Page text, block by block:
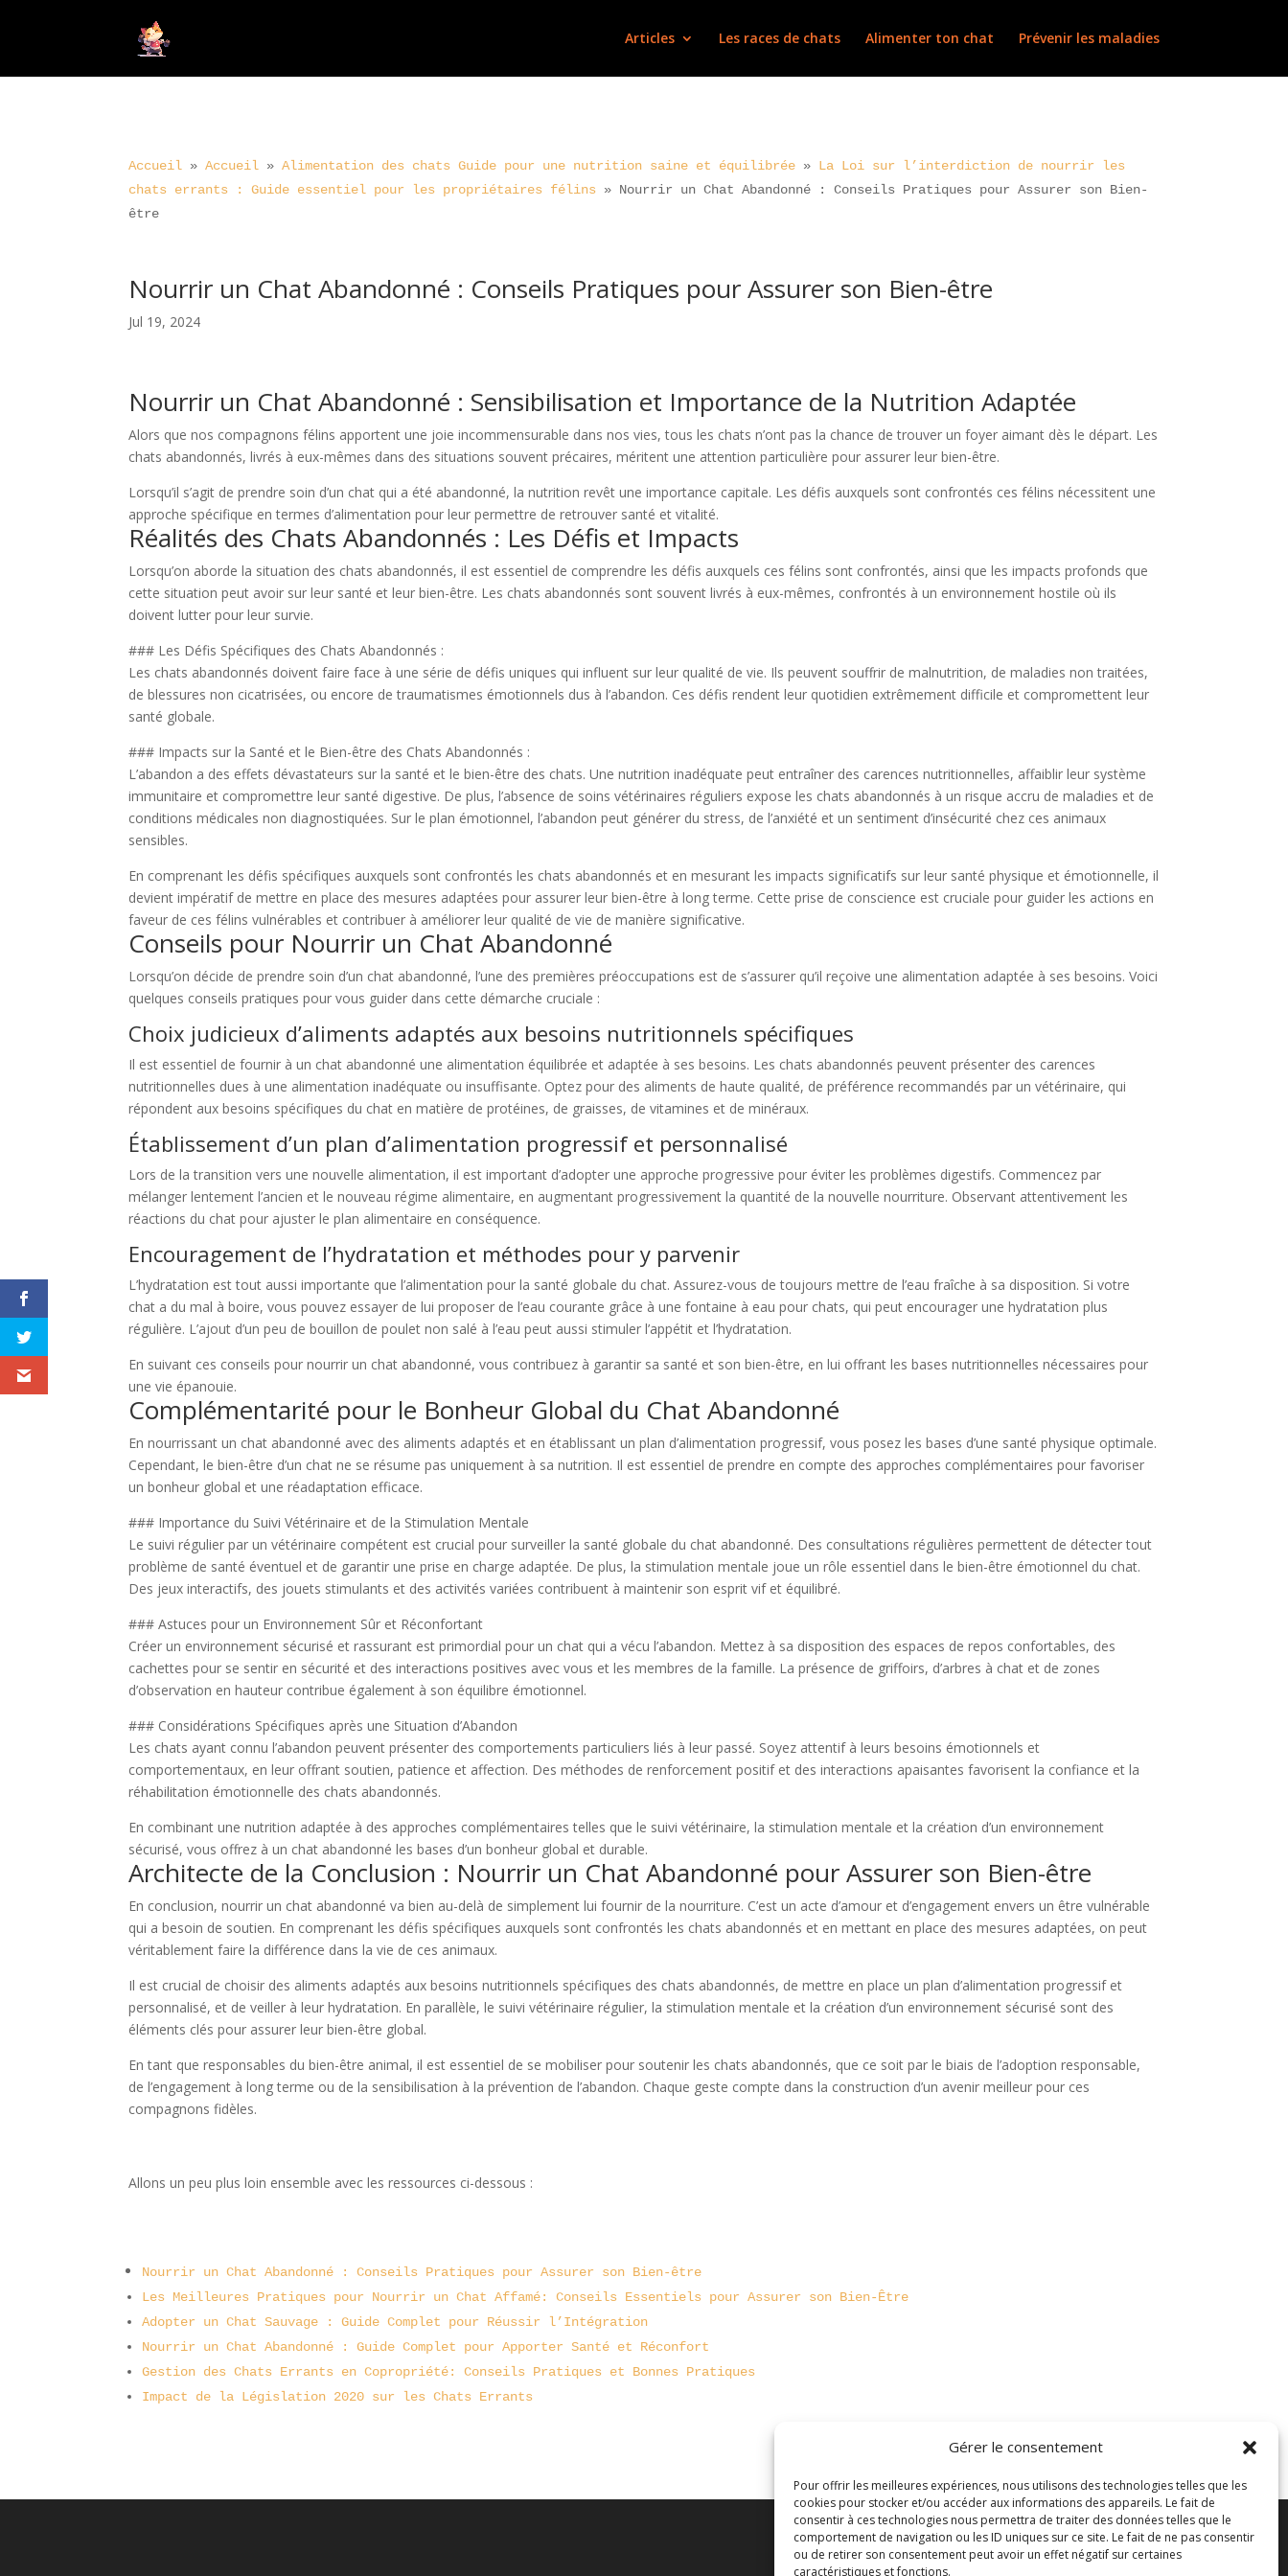
Gérer le consentement
Pour offrir les meilleures expériences, nous utilisons des technologies telles que les
cookies pour stocker et/ou accéder aux informations des appareils. Le fait de
consentir à ces technologies nous permettra de traiter des données telles que le
comportement de navigation ou les ID uniques sur ce site. Le fait de ne pas consentir
ou de retirer son consentement peut avoir un effet négatif sur certaines
caractéristiques et fonctions.
Articles Les races de chats Alimenter ton chat Prévenir les maladies
Accueil »Accueil »Alimentation des chats Guide pour une nutrition saine et équilibrée » La Loi sur l’interdiction de nourrir les
chats errants : Guide essentiel pour les propriétaires félins » Nourrir un Chat Abandonné : Conseils Pratiques pour Assurer son Bien-
être
Nourrir un Chat Abandonné : Conseils Pratiques pour Assurer son Bien-être
Jul 19, 2024
Nourrir un Chat Abandonné : Sensibilisation et Importance de la Nutrition Adaptée
Alors que nos compagnons félins apportent une joie incommensurable dans nos vies, tous les chats n’ont pas la chance de trouver un foyer aimant dès le départ. Les
chats abandonnés, livrés à eux-mêmes dans des situations souvent précaires, méritent une attention particulière pour assurer leur bien-être.
Lorsqu’il s’agit de prendre soin d’un chat qui a été abandonné, la nutrition revêt une importance capitale. Les défis auxquels sont confrontés ces félins nécessitent une
approche spécifique en termes d’alimentation pour leur permettre de retrouver santé et vitalité.
Réalités des Chats Abandonnés : Les Défis et Impacts
Lorsqu’on aborde la situation des chats abandonnés, il est essentiel de comprendre les défis auxquels ces félins sont confrontés, ainsi que les impacts profonds que
cette situation peut avoir sur leur santé et leur bien-être. Les chats abandonnés sont souvent livrés à eux-mêmes, confrontés à un environnement hostile où ils
doivent lutter pour leur survie.
### Les Défis Spécifiques des Chats Abandonnés :
Les chats abandonnés doivent faire face à une série de défis uniques qui influent sur leur qualité de vie. Ils peuvent souffrir de malnutrition, de maladies non traitées,
de blessures non cicatrisées, ou encore de traumatismes émotionnels dus à l’abandon. Ces défis rendent leur quotidien extrêmement difficile et compromettent leur
santé globale.
### Impacts sur la Santé et le Bien-être des Chats Abandonnés :
L’abandon a des effets dévastateurs sur la santé et le bien-être des chats. Une nutrition inadéquate peut entraîner des carences nutritionnelles, affaiblir leur système
immunitaire et compromettre leur santé digestive. De plus, l’absence de soins vétérinaires réguliers expose les chats abandonnés à un risque accru de maladies et de
conditions médicales non diagnostiquées. Sur le plan émotionnel, l’abandon peut générer du stress, de l’anxiété et un sentiment d’insécurité chez ces animaux
sensibles.
En comprenant les défis spécifiques auxquels sont confrontés les chats abandonnés et en mesurant les impacts significatifs sur leur santé physique et émotionnelle, il
devient impératif de mettre en place des mesures adaptées pour assurer leur bien-être à long terme. Cette prise de conscience est cruciale pour guider les actions en
faveur de ces félins vulnérables et contribuer à améliorer leur qualité de vie de manière significative.
Conseils pour Nourrir un Chat Abandonné
Lorsqu’on décide de prendre soin d’un chat abandonné, l’une des premières préoccupations est de s’assurer qu’il reçoive une alimentation adaptée à ses besoins. Voici
quelques conseils pratiques pour vous guider dans cette démarche cruciale :
Choix judicieux d’aliments adaptés aux besoins nutritionnels spécifiques
Il est essentiel de fournir à un chat abandonné une alimentation équilibrée et adaptée à ses besoins. Les chats abandonnés peuvent présenter des carences
nutritionnelles dues à une alimentation inadéquate ou insuffisante. Optez pour des aliments de haute qualité, de préférence recommandés par un vétérinaire, qui
répondent aux besoins spécifiques du chat en matière de protéines, de graisses, de vitamines et de minéraux.
Établissement d’un plan d’alimentation progressif et personnalisé
Lors de la transition vers une nouvelle alimentation, il est important d’adopter une approche progressive pour éviter les problèmes digestifs. Commencez par
mélanger lentement l’ancien et le nouveau régime alimentaire, en augmentant progressivement la quantité de la nouvelle nourriture. Observant attentivement les
réactions du chat pour ajuster le plan alimentaire en conséquence.
Encouragement de l’hydratation et méthodes pour y parvenir
L’hydratation est tout aussi importante que l’alimentation pour la santé globale du chat. Assurez-vous de toujours mettre de l’eau fraîche à sa disposition. Si votre
chat a du mal à boire, vous pouvez essayer de lui proposer de l’eau courante grâce à une fontaine à eau pour chats, qui peut encourager une hydratation plus
régulière. L’ajout d’un peu de bouillon de poulet non salé à l’eau peut aussi stimuler l’appétit et l’hydratation.
En suivant ces conseils pour nourrir un chat abandonné, vous contribuez à garantir sa santé et son bien-être, en lui offrant les bases nutritionnelles nécessaires pour
une vie épanouie.
Complémentarité pour le Bonheur Global du Chat Abandonné
En nourrissant un chat abandonné avec des aliments adaptés et en établissant un plan d’alimentation progressif, vous posez les bases d’une santé physique optimale.
Cependant, le bien-être d’un chat ne se résume pas uniquement à sa nutrition. Il est essentiel de prendre en compte des approches complémentaires pour favoriser
un bonheur global et une réadaptation efficace.
### Importance du Suivi Vétérinaire et de la Stimulation Mentale
Le suivi régulier par un vétérinaire compétent est crucial pour surveiller la santé globale du chat abandonné. Des consultations régulières permettent de détecter tout
problème de santé éventuel et de garantir une prise en charge adaptée. De plus, la stimulation mentale joue un rôle essentiel dans le bien-être émotionnel du chat.
Des jeux interactifs, des jouets stimulants et des activités variées contribuent à maintenir son esprit vif et équilibré.
### Astuces pour un Environnement Sûr et Réconfortant
Créer un environnement sécurisé et rassurant est primordial pour un chat qui a vécu l’abandon. Mettez à sa disposition des espaces de repos confortables, des
cachettes pour se sentir en sécurité et des interactions positives avec vous et les membres de la famille. La présence de griffoirs, d’arbres à chat et de zones
d’observation en hauteur contribue également à son équilibre émotionnel.
### Considérations Spécifiques après une Situation d’Abandon
Les chats ayant connu l’abandon peuvent présenter des comportements particuliers liés à leur passé. Soyez attentif à leurs besoins émotionnels et
comportementaux, en leur offrant soutien, patience et affection. Des méthodes de renforcement positif et des interactions apaisantes favorisent la confiance et la
réhabilitation émotionnelle des chats abandonnés.
En combinant une nutrition adaptée à des approches complémentaires telles que le suivi vétérinaire, la stimulation mentale et la création d’un environnement
sécurisé, vous offrez à un chat abandonné les bases d’un bonheur global et durable.
Architecte de la Conclusion : Nourrir un Chat Abandonné pour Assurer son Bien-être
En conclusion, nourrir un chat abandonné va bien au-delà de simplement lui fournir de la nourriture. C’est un acte d’amour et d’engagement envers un être vulnérable
qui a besoin de soutien. En comprenant les défis spécifiques auxquels sont confrontés les chats abandonnés et en mettant en place des mesures adaptées, on peut
véritablement faire la différence dans la vie de ces animaux.
Il est crucial de choisir des aliments adaptés aux besoins nutritionnels spécifiques des chats abandonnés, de mettre en place un plan d’alimentation progressif et
personnalisé, et de veiller à leur hydratation. En parallèle, le suivi vétérinaire régulier, la stimulation mentale et la création d’un environnement sécurisé sont des
éléments clés pour assurer leur bien-être global.
En tant que responsables du bien-être animal, il est essentiel de se mobiliser pour soutenir les chats abandonnés, que ce soit par le biais de l’adoption responsable,
de l’engagement à long terme ou de la sensibilisation à la prévention de l’abandon. Chaque geste compte dans la construction d’un avenir meilleur pour ces
compagnons fidèles.
Allons un peu plus loin ensemble avec les ressources ci-dessous :
Nourrir un Chat Abandonné : Conseils Pratiques pour Assurer son Bien-être
Les Meilleures Pratiques pour Nourrir un Chat Affamé: Conseils Essentiels pour Assurer son Bien-Être
Adopter un Chat Sauvage : Guide Complet pour Réussir l’Intégration
Nourrir un Chat Abandonné : Guide Complet pour Apporter Santé et Réconfort
Gestion des Chats Errants en Copropriété: Conseils Pratiques et Bonnes Pratiques
Impact de la Législation 2020 sur les Chats Errants